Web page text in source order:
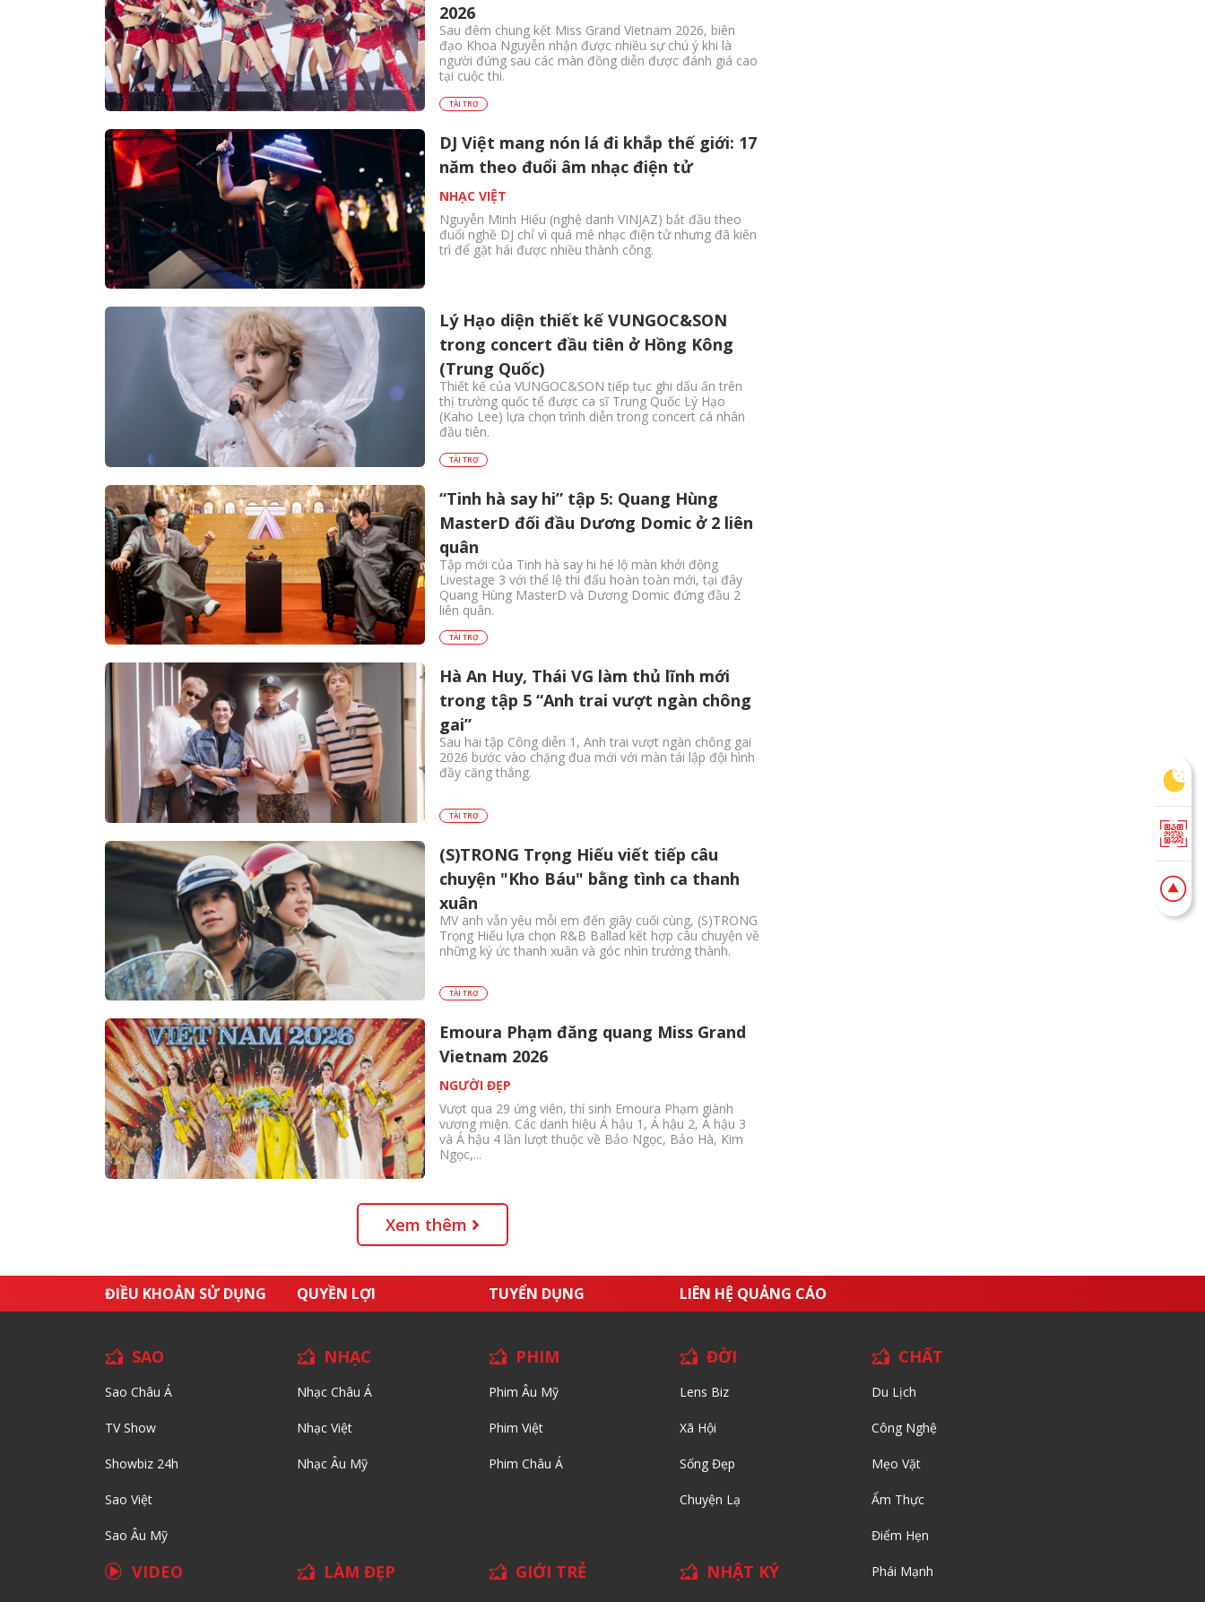
2026
Sau đêm chung kết Miss Grand Vietnam 2026, biên
đạo Khoa Nguyễn nhận được nhiều sự chú ý khi là
người đứng sau các màn đồng diễn được đánh giá cao
tại cuộc thi.
TÀI TRỢ
DJ Việt mang nón lá đi khắp thế giới: 17
năm theo đuổi âm nhạc điện tử
NHẠC VIỆT
Nguyễn Minh Hiếu (nghệ danh VINJAZ) bắt đầu theo
đuổi nghề DJ chỉ vì quá mê nhạc điện tử nhưng đã kiên
trì để gặt hái được nhiều thành công.
Lý Hạo diện thiết kế VUNGOC&SON
trong concert đầu tiên ở Hồng Kông
(Trung Quốc)
Thiết kế của VUNGOC&SON tiếp tục ghi dấu ấn trên
thị trường quốc tế được ca sĩ Trung Quốc Lý Hạo
(Kaho Lee) lựa chọn trình diễn trong concert cá nhân
đầu tiên.
TÀI TRỢ
“Tinh hà say hi” tập 5: Quang Hùng
MasterD đối đầu Dương Domic ở 2 liên
quân
Tập mới của Tinh hà say hi hé lộ màn khởi động
Livestage 3 với thể lệ thi đấu hoàn toàn mới, tại đây
Quang Hùng MasterD và Dương Domic đứng đầu 2
liên quân.
TÀI TRỢ
Hà An Huy, Thái VG làm thủ lĩnh mới
trong tập 5 “Anh trai vượt ngàn chông
gai”
Sau hai tập Công diễn 1, Anh trai vượt ngàn chông gai
2026 bước vào chặng đua mới với màn tái lập đội hình
đầy căng thẳng.
TÀI TRỢ
(S)TRONG Trọng Hiếu viết tiếp câu
chuyện "Kho Báu" bằng tình ca thanh
xuân
MV anh vẫn yêu mỗi em đến giây cuối cùng, (S)TRONG
Trọng Hiếu lựa chọn R&B Ballad kết hợp câu chuyện về
những ký ức thanh xuân và góc nhìn trưởng thành.
TÀI TRỢ
Emoura Phạm đăng quang Miss Grand
Vietnam 2026
NGƯỜI ĐẸP
Vượt qua 29 ứng viên, thí sinh Emoura Phạm giành
vương miện. Các danh hiệu Á hậu 1, Á hậu 2, Á hậu 3
và Á hậu 4 lần lượt thuộc về Bảo Ngọc, Bảo Hà, Kim
Ngọc,...
Xem thêm
ĐIỀU KHOẢN SỬ DỤNG QUYỀN LỢI TUYỂN DỤNG LIÊN HỆ QUẢNG CÁO
SAO
Sao Châu Á
TV Show
Showbiz 24h
Sao Việt
Sao Âu Mỹ
NHẠC
Nhạc Châu Á
Nhạc Việt
Nhạc Âu Mỹ
PHIM
Phim Âu Mỹ
Phim Việt
Phim Châu Á
ĐỜI
Lens Biz
Xã Hội
Sống Đẹp
Chuyện Lạ
VIDEO LÀM ĐẸP GIỚI TRẺ NHẬT KÝ
CHẤT
Du Lịch
Công Nghệ
Mẹo Vặt
Ẩm Thực
Điểm Hẹn
Phái Mạnh